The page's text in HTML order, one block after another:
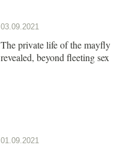
03.09.2021
The private life of the mayfly
revealed, beyond fleeting sex
01.09.2021